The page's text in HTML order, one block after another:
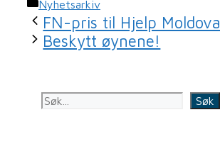
Kategorier
Nyhetsarkiv
FN-pris til Hjelp Moldova
Beskytt øynene!
Søk